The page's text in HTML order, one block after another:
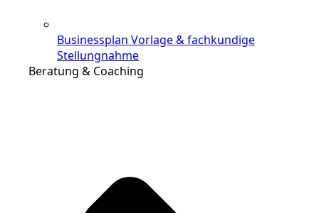
Businessplan Vorlage & fachkundige
Stellungnahme
Beratung & Coaching